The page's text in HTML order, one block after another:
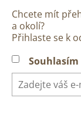
Chcete mít
a okolí?
Přihlaste se k